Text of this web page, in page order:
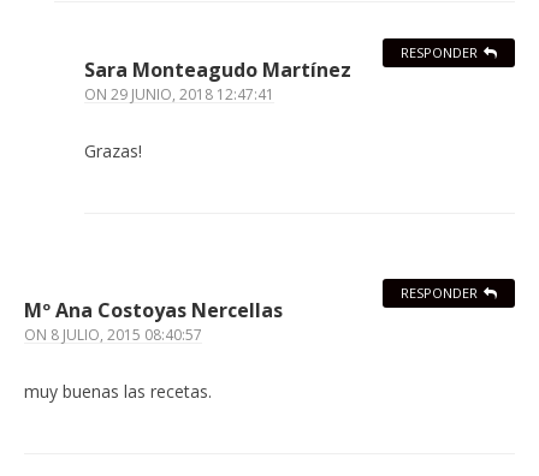
Sara Monteagudo Martínez
ON 29 JUNIO, 2018 12:47:41
Grazas!
RESPONDER
Mº Ana Costoyas Nercellas
ON 8 JULIO, 2015 08:40:57
muy buenas las recetas.
RESPONDER